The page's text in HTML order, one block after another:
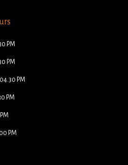
PM
PM
PM
PM
PM